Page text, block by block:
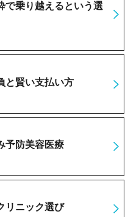
で乗り越えるという選
と賢い支払い方
予防美容医療
リニック選び